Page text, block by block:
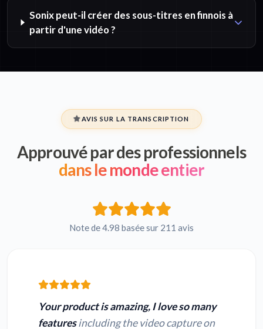
Sonix peut-il créer des sous-titres en finnois à
partir d'une vidéo ?
AVIS SUR LA TRANSCRIPTION
Approuvé par des professionnels
dans le monde entier
Note de 4.98 basée sur 211 avis
Your product is amazing, I love so many
featuresincluding the video capture on